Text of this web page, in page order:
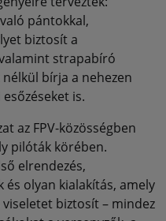
pántokkal,
biztosít a
strapabíró
bírja a nehezen
is.
az FPV-közösségben
pilóták körében.
elrendezés,
és olyan kialakítás, amely
biztosít – mindez